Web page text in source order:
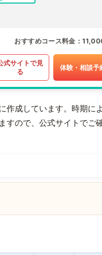
おすすめコース料金
式サイトで見
る
体験・相談予
作成しています。時期に
ので、公式サイトでご